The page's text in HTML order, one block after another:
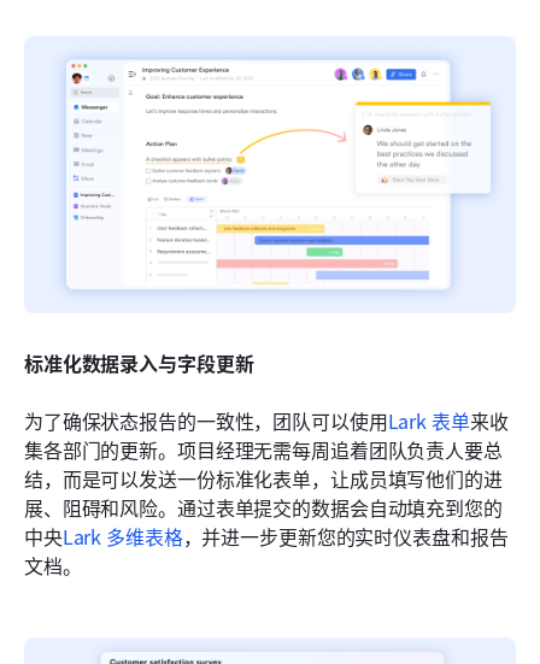
标准化数据录入与字段更新
为了确保状态报告的一致性，团队可以使用Lark 表单来收
集各部门的更新。项目经理无需每周追着团队负责人要总
结，而是可以发送一份标准化表单，让成员填写他们的进
展、阻碍和风险。通过表单提交的数据会自动填充到您的
中央Lark 多维表格，并进一步更新您的实时仪表盘和报告
文档。